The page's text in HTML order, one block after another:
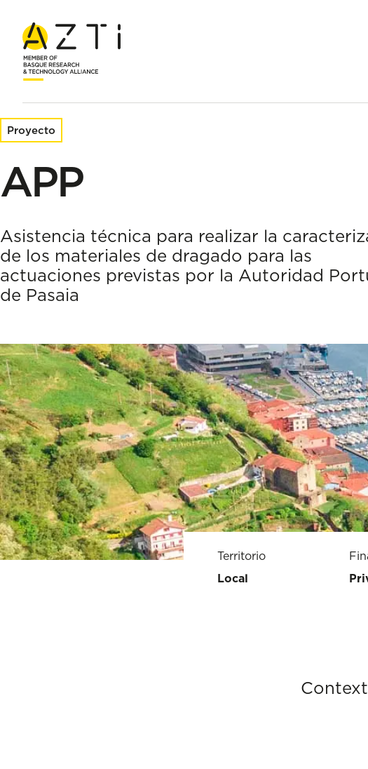
Inicio Proyectos de investigación
Proyecto
APP
Asistencia técnica para realizar la
de los materiales de dragado para las
actuaciones previstas por la Autoridad
de Pasaia
Territorio
Local